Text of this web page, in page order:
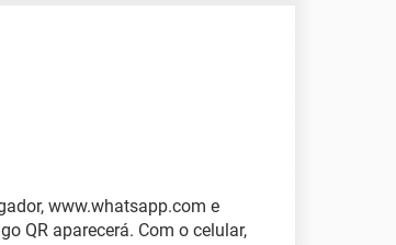
www.whatsapp.com e
QR aparecerá. Com o celular,